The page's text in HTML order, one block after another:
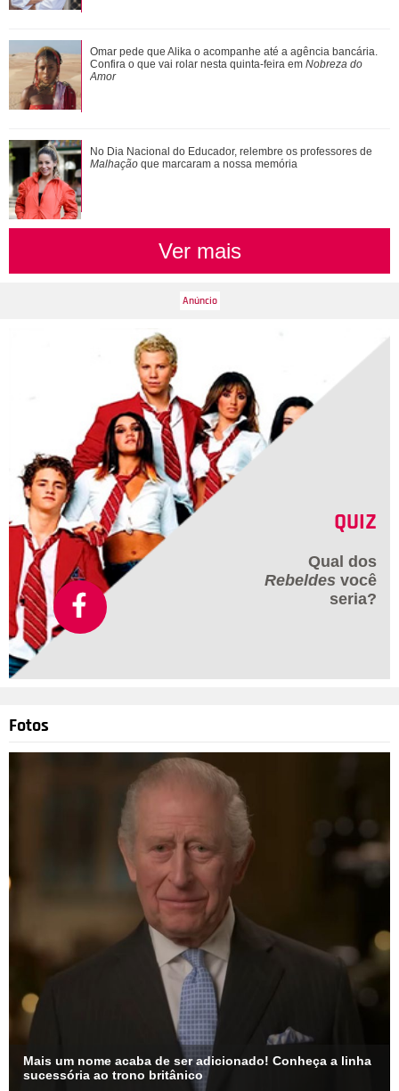
Além de Ariana Grande, confira famosas que já foram
criticadas pelos corpos magros (e rebat...
Omar pede que Alika o acompanhe até a agência bancária.
Confira o que vai rolar nesta quinta-feira em Nobreza do
Amor
No Dia Nacional do Educador, relembre os professores de
Malhação que marcaram a nossa memória
Ver mais
QUIZ
Qual dos
Rebeldes você
seria?
Fotos
Mais um nome acaba de ser adicionado! Conheça a linha
sucessória ao trono britânico